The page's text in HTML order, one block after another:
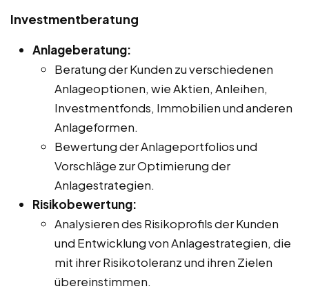
Investmentberatung
Anlageberatung:
Beratung der Kunden zu verschiedenen
Anlageoptionen, wie Aktien, Anleihen,
Investmentfonds, Immobilien und anderen
Anlageformen.
Bewertung der Anlageportfolios und
Vorschläge zur Optimierung der
Anlagestrategien.
Risikobewertung:
Analysieren des Risikoprofils der Kunden
und Entwicklung von Anlagestrategien, die
mit ihrer Risikotoleranz und ihren Zielen
übereinstimmen.